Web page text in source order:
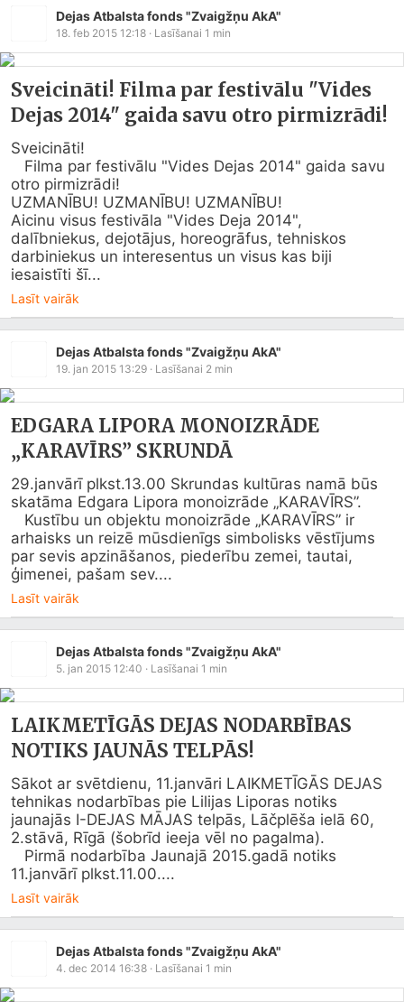
Dejas Atbalsta fonds "Zvaigžņu AkA"
18. feb 2015 12:18 · Lasīšanai 1 min
Sveicināti! Filma par festivālu "Vides
Dejas 2014" gaida savu otro pirmizrādi!
Sveicināti!
otro pirmizrādi!
UZMANĪBU! UZMANĪBU! UZMANĪBU!
Aicinu visus festivāla "Vides Deja 2014",
dalībniekus, dejotājus, horeogrāfus, tehniskos
darbiniekus un interesentus un visus kas biji
iesaistīti šī...
Lasīt vairāk
Dejas Atbalsta fonds "Zvaigžņu AkA"
19. jan 2015 13:29 · Lasīšanai 2 min
EDGARA LIPORA MONOIZRĀDE
„KARAVĪRS” SKRUNDĀ
29.janvārī plkst.13.00 Skrundas kultūras namā būs
skatāma Edgara Lipora monoizrāde „KARAVĪRS”.
arhaisks un reizē mūsdienīgs simbolisks vēstījums
par sevis apzināšanos, piederību zemei, tautai,
ģimenei, pašam sev....
Lasīt vairāk
Dejas Atbalsta fonds "Zvaigžņu AkA"
5. jan 2015 12:40 · Lasīšanai 1 min
LAIKMETĪGĀS DEJAS NODARBĪBAS
NOTIKS JAUNĀS TELPĀS!
Sākot ar svētdienu, 11.janvāri LAIKMETĪGĀS DEJAS
tehnikas nodarbības pie Lilijas Liporas notiks
2.stāvā, Rīgā (šobrīd ieeja vēl no pagalma).
11.janvārī plkst.11.00....
Lasīt vairāk
Dejas Atbalsta fonds "Zvaigžņu AkA"
4. dec 2014 16:38 · Lasīšanai 1 min